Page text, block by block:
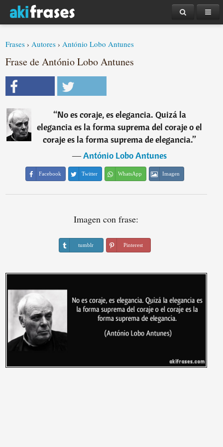
Frases ›Autores ›António Lobo Antunes
Frase de António Lobo Antunes
“No es coraje, es elegancia. Quizá la
elegancia es la forma suprema del coraje o el
coraje es la forma suprema de elegancia.”
―António Lobo Antunes
Facebook Twitter WhatsApp Imagen
Imagen con frase:
tumblr Pinterest